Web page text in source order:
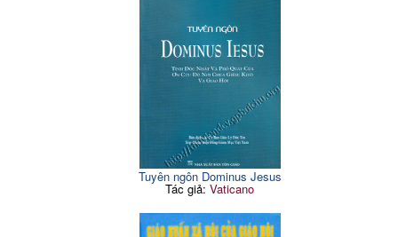
Tuyên ngôn Dominus Jesus
Tác giả:Vaticano